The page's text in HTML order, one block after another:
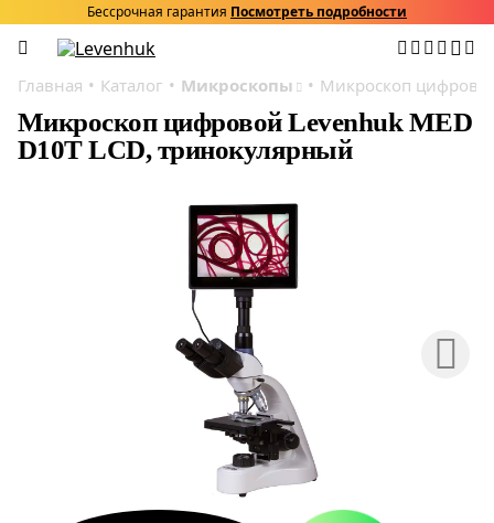
Бессрочная гарантия Посмотреть подробности
Главная Каталог Микроскопы Микроскоп
Микроскоп цифровой Levenhuk MED
D10T LCD, тринокулярный